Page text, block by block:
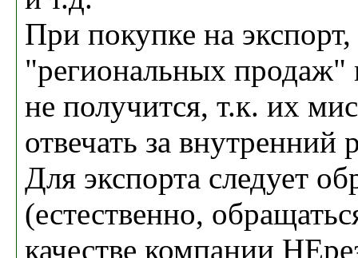
При покупке на
"региональных продаж"
не получится, т.к. их
отвечать за внутренний
Для экспорта следует
(естественно,
качестве компании